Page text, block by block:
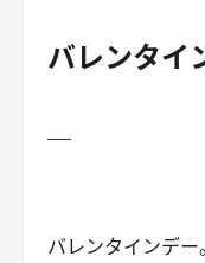
バレンタイ
バレンタインデ